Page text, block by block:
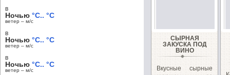
СЫРНАЯ
ЗАКУСКА ПОД
ВИНО
Вкусные сырные
в
Ночью °C.. °C
ветер – м/c
в
Ночью °C.. °C
ветер – м/c
в
Ночью °C.. °C
ветер – м/c